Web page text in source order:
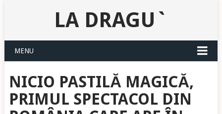
LA DRAGU`
MENU
NICIO PASTILĂ MAGICĂ,
PRIMUL SPECTACOL DIN